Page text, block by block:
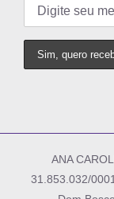
ANA
31.853.032/